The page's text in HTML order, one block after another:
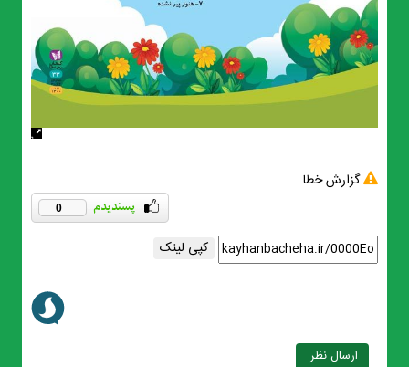
گزارش خطا
0
کپی لینک
ارسال نظر